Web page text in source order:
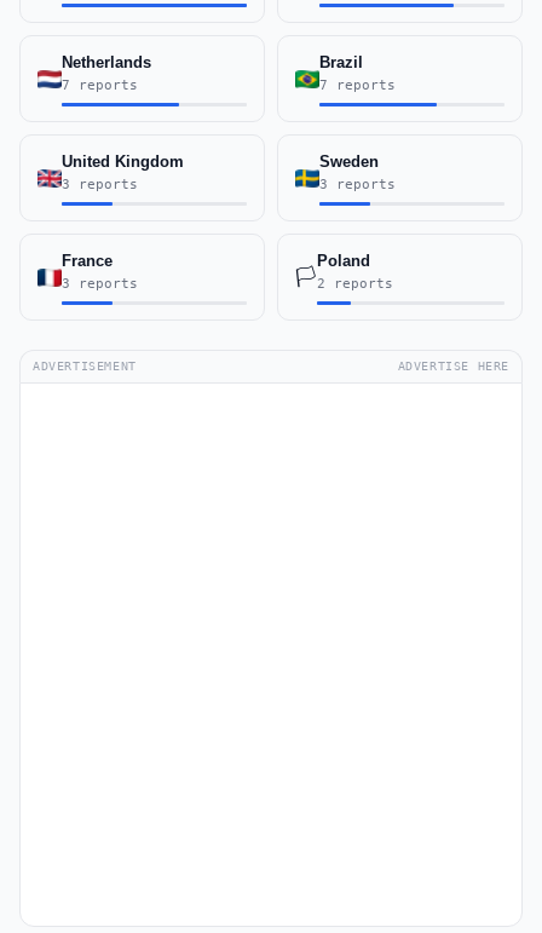
Netherlands
7 reports
Brazil
7 reports
United Kingdom
3 reports
Sweden
3 reports
France
3 reports 🏳️
Poland
2 reports
ADVERTISEMENT ADVERTISE HERE